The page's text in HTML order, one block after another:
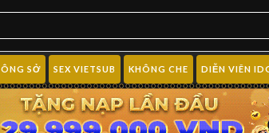
SỞ SEX VIETSUB KHÔNG CHE DIỄN VIÊN